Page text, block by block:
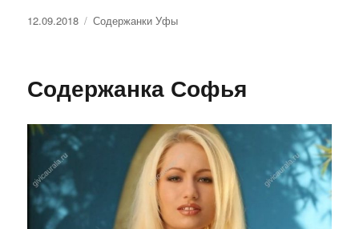
Опубликовано
12.09.2018 Рубрики
Содержанки Уфы
Содержанка Софья